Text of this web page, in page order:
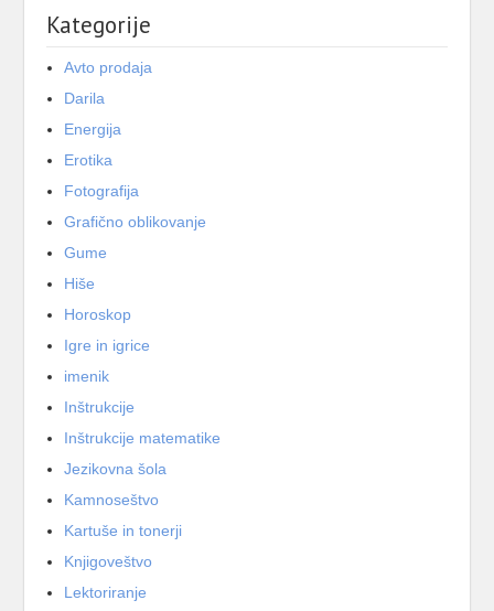
Kategorije
Avto prodaja
Darila
Energija
Erotika
Fotografija
Grafično oblikovanje
Gume
Hiše
Horoskop
Igre in igrice
imenik
Inštrukcije
Inštrukcije matematike
Jezikovna šola
Kamnoseštvo
Kartuše in tonerji
Knjigoveštvo
Lektoriranje